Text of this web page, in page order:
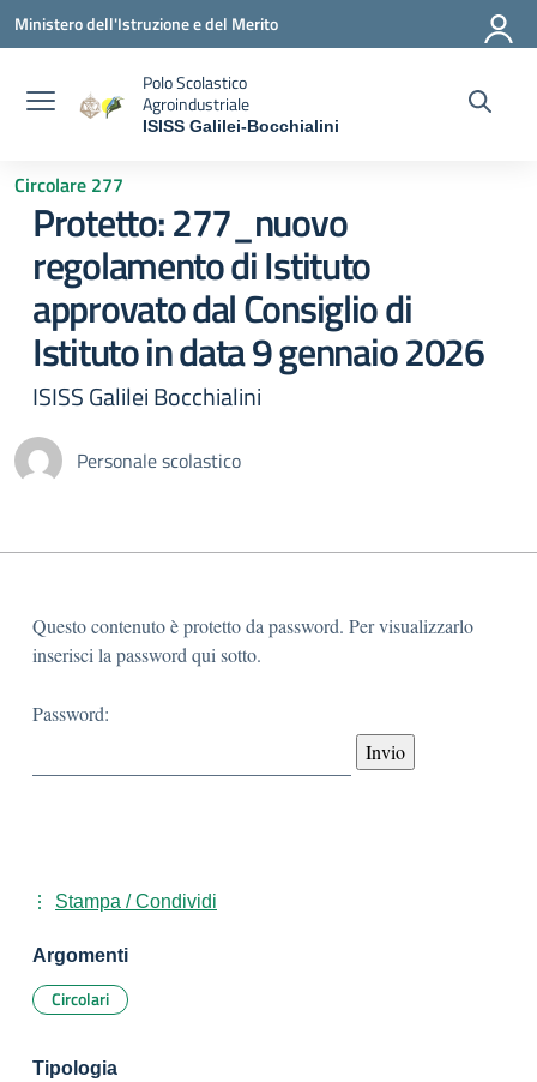
Ministero dell'Istruzione e del Merito
Polo Scolastico
Agroindustriale
ISISS Galilei-Bocchialini
Circolare 277
Protetto: 277_nuovo
regolamento di Istituto
approvato dal Consiglio di
Istituto in data 9 gennaio 2026
ISISS Galilei Bocchialini
Personale scolastico
Questo contenuto è protetto da password. Per visualizzarlo
inserisci la password qui sotto.
Password:
Stampa / Condividi
Argomenti
Circolari
Tipologia